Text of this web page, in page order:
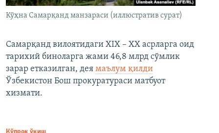
Кўҳна Самарқанд манзараси (иллюстратив сурат)
Самарқанд вилоятидаги XIX – XX асрларга оид
тарихий биноларга жами 46,8 млрд сўмлик
зарар етказилган, дея маълум қилди
Ўзбекистон Бош прокуратураси матбуот
хизмати.
Кўпроқ ўқиш